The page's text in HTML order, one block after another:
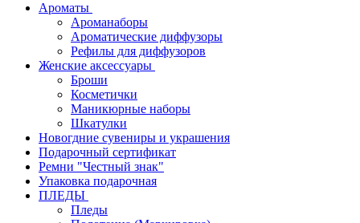
Ароматы
Ароманаборы
Ароматические диффузоры
Рефилы для диффузоров
Женские аксессуары
Броши
Косметички
Маникюрные наборы
Шкатулки
Новогдние сувениры и украшения
Подарочный сертификат
Ремни "Честный знак"
Упаковка подарочная
ПЛЕДЫ
Пледы